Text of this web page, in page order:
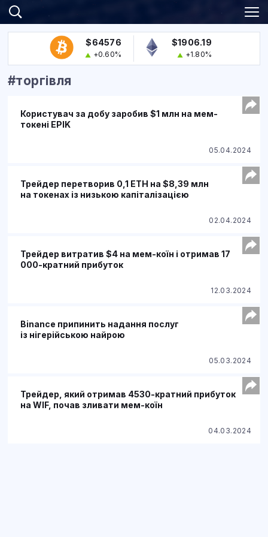
$64576
+0.60%
$1906.19
+1.80%
#торгівля
Користувач за добу заробив $1 млн на мем-
токені EPIK
05.04.2024
Трейдер перетворив 0,1 ETH на $8,39 млн
на токенах із низькою капіталізацією
02.04.2024
Трейдер витратив $4 на мем-коїн і отримав 17
000-кратний прибуток
12.03.2024
Binance припинить надання послуг
із нігерійською найрою
05.03.2024
Трейдер, який отримав 4530-кратний прибуток
на WIF, почав зливати мем-коїн
04.03.2024